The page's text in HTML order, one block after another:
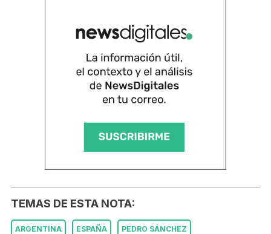
TEMAS DE ESTA NOTA:
ARGENTINA ESPAÑA PEDRO SÁNCHEZ